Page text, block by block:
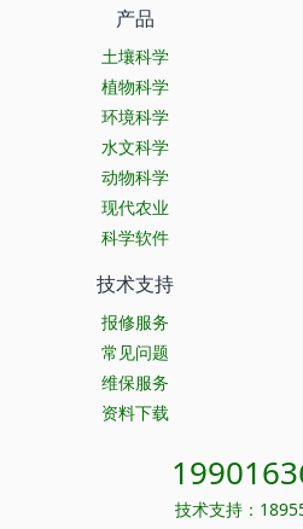
产品
土壤科学
植物科学
环境科学
水文科学
动物科学
现代农业
科学软件
技术支持
报修服务
常见问题
维保服务
资料下载
技术支持：